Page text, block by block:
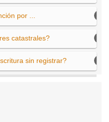
por ...
catastrales?
sin registrar?